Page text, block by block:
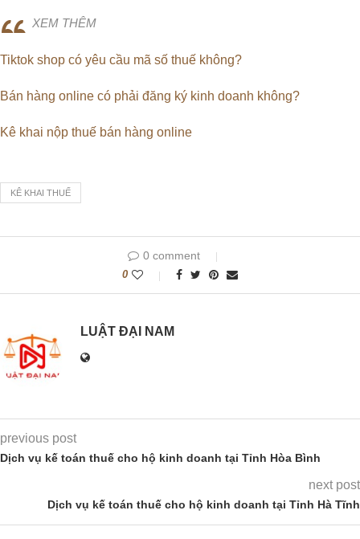
XEM THÊM
Tiktok shop có yêu cầu mã số thuế không?
Bán hàng online có phải đăng ký kinh doanh không?
Kê khai nộp thuế bán hàng online
KÊ KHAI THUẾ
0 comment
0
LUẬT ĐẠI NAM
previous post
Dịch vụ kế toán thuế cho hộ kinh doanh tại Tỉnh Hòa Bình
next post
Dịch vụ kế toán thuế cho hộ kinh doanh tại Tỉnh Hà Tĩnh